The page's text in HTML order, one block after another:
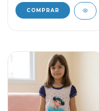
COMPRAR